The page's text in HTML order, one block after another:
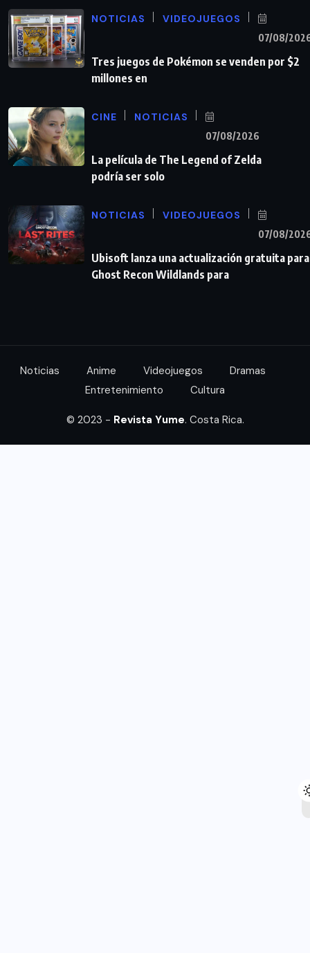
NOTICIAS VIDEOJUEGOS
07/08/
Tres juegos de Pokémon se venden por $2
millones en
CINE NOTICIAS
07/08/2026
La película de The Legend of Zelda
podría ser solo
NOTICIAS VIDEOJUEGOS
07/08/
Ubisoft lanza una actualización gratuita para
Ghost Recon Wildlands para
Noticias Anime Videojuegos
Dramas
Entretenimiento
Cultura
© 2023 - Revista Yume. Costa Rica.